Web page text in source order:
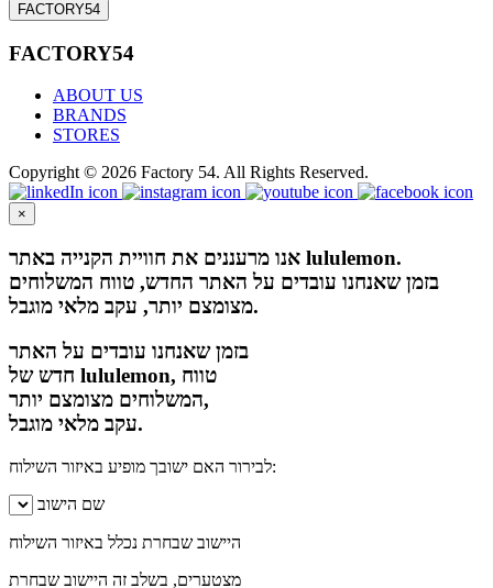
FACTORY54
FACTORY54
ABOUT US
BRANDS
STORES
Copyright © 2026 Factory 54. All Rights Reserved.
×
אנו מרעננים את חוויית הקנייה באתר lululemon.
בזמן שאנחנו עובדים על האתר החדש, טווח המשלוחים
מצומצם יותר, עקב מלאי מוגבל.
בזמן שאנחנו עובדים על האתר
חדש של lululemon, טווח
המשלוחים מצומצם יותר,
עקב מלאי מוגבל.
לבירור האם ישובך מופיע באיזור השילוח:
שם הישוב
היישוב שבחרת נכלל באיזור השילוח
מצטערים, בשלב זה היישוב שבחרת